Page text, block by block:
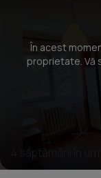
În acest
proprietate. Vă
4 săptămâni în urmă